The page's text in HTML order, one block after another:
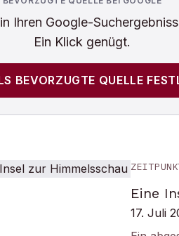
in Ihren Google-
Ein Klick genügt.
BEVORZUGTE QUELLE
Eine
17. Juli